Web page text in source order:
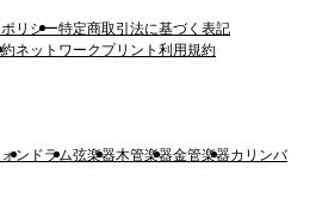
リシー特定商取引法に基づく表記
ネットワークプリント利用規約
ン ドラム弦楽器木管楽器金管楽器カリンバ